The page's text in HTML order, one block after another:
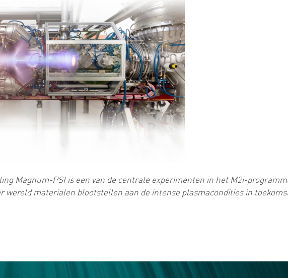
Magnum-PSI is een van de centrale experimenten in het M2i-
wereld materialen blootstellen aan de intense plasmacondities in